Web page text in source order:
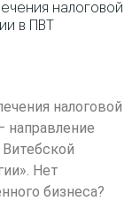
налоговой
в ПВТ
налоговой
направление
Нет
бизнеса?